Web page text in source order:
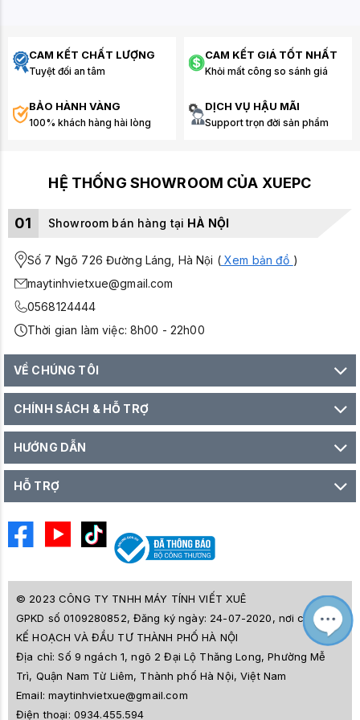
CAM KẾT CHẤT LƯỢNG
Tuyệt đối an tâm
CAM KẾT GIÁ TỐT NHẤT
Khỏi mất công so sánh giá
BẢO HÀNH VÀNG
100% khách hàng hài lòng
DỊCH VỤ HẬU MÃI
Support trọn đời sản phẩm
HỆ THỐNG SHOWROOM CỦA XUEPC
01 Showroom bán hàng tại HÀ NỘI
Số 7 Ngõ 726 Đường Láng, Hà Nội (Xem bản đồ )
maytinhvietxue@gmail.com
0568124444
Thời gian làm việc: 8h00 - 22h00
VỀ CHÚNG TÔI
CHÍNH SÁCH & HỖ TRỢ
HƯỚNG DẪN
HỖ TRỢ
© 2023 CÔNG TY TNHH MÁY TÍNH VIẾT XUÊ
GPKD số 0109280852, Đăng ký ngày: 24-07-2020, nơi cấp SỞ
KẾ HOẠCH VÀ ĐẦU TƯ THÀNH PHỐ HÀ NỘI
Địa chỉ:Số 9 ngách 1, ngõ 2 Đại Lộ Thăng Long, Phường Mễ
Trì, Quận Nam Từ Liêm, Thành phố Hà Nội, Việt Nam
Email:maytinhvietxue@gmail.com
Điện thoại: 0934.455.594